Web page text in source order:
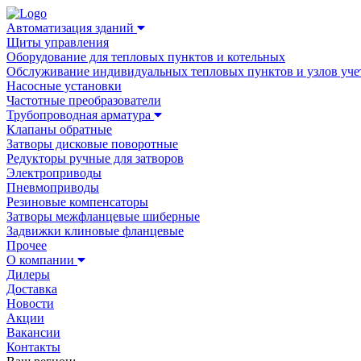
Автоматизация зданий
Щиты управления
Оборудование для тепловых пунктов и котельных
Обслуживание индивидуальных тепловых пунктов и узлов
Насосные установки
Частотные преобразователи
Трубопроводная арматура
Клапаны обратные
Затворы дисковые поворотные
Редукторы ручные для затворов
Электроприводы
Пневмоприводы
Резиновые компенсаторы
Затворы межфланцевые шиберные
Задвижки клиновые фланцевые
Прочее
О компании
Дилеры
Доставка
Новости
Акции
Вакансии
Контакты